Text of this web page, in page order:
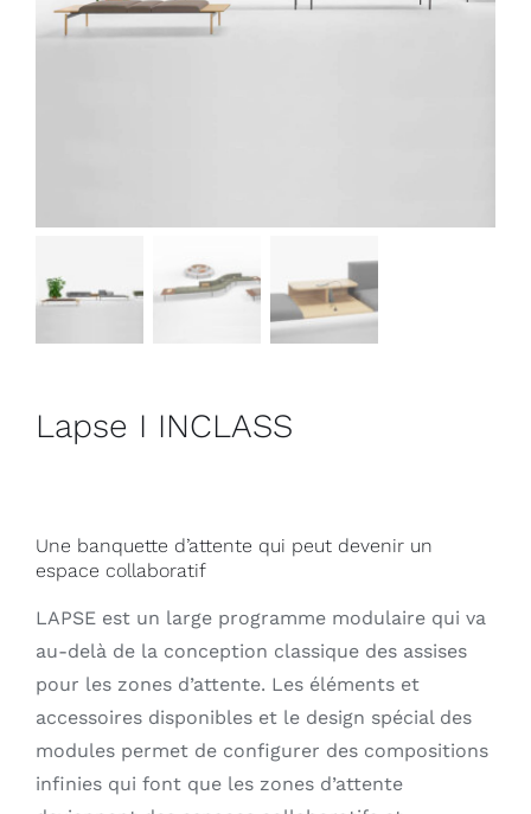
Lapse I INCLASS
Une banquette d’attente qui peut devenir un
espace collaboratif
LAPSE est un large programme modulaire qui va
au-delà de la conception classique des assises
pour les zones d’attente. Les éléments et
accessoires disponibles et le design spécial des
modules permet de configurer des compositions
infinies qui font que les zones d’attente